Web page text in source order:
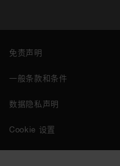
免责声明
一般条款和条件
数据隐私声明
Cookie 设置